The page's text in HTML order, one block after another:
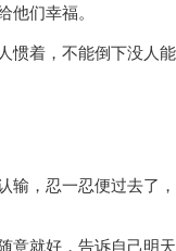
他们幸福。
着，不能倒下没人
，忍一忍便过去了
就好，告诉自己明天